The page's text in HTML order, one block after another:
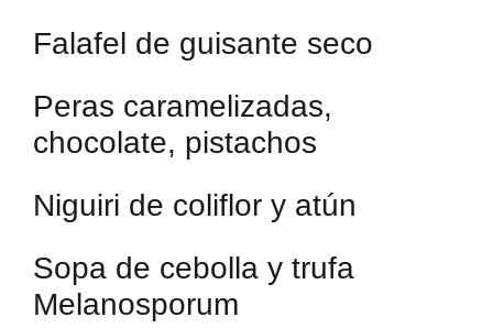
Falafel de guisante seco
Peras caramelizadas,
chocolate, pistachos
Niguiri de coliflor y atún
Sopa de cebolla y trufa
Melanosporum